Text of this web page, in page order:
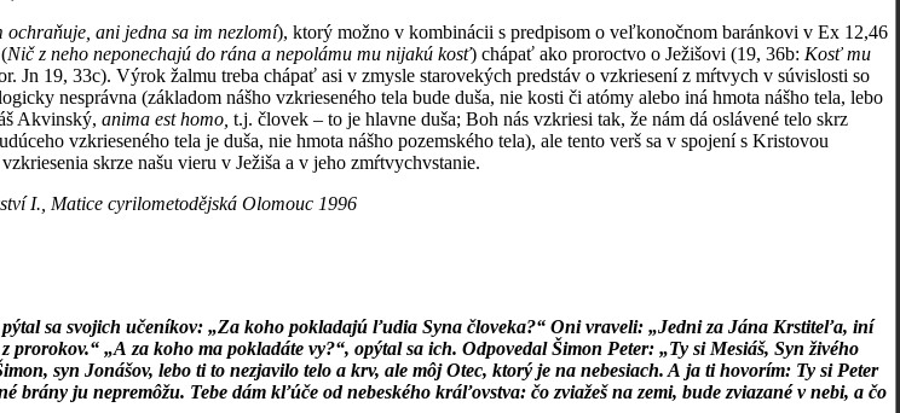
ochraňuje, ani jedna sa im nezlomí), ktorý možno v kombinácii s predpisom o veľkonočnom baránkovi v Ex 12,46
Nič z neho neponechajú do rána a nepolámu mu nijakú kosť) chápať ako proroctvo o Ježišovi (19, 36b: Kosť mu
Jn 19, 33c). Výrok žalmu treba chápať asi v zmysle starovekých predstáv o vzkriesení z mŕtvych v súvislosti so
nesprávna (základom nášho vzkrieseného tela bude duša, nie kosti či atómy alebo iná hmota nášho tela, lebo
Akvinský, anima est homo, t.j. človek – to je hlavne duša; Boh nás vzkriesi tak, že nám dá oslávené telo skrz
vzkrieseného tela je duša, nie hmota nášho pozemského tela), ale tento verš sa v spojení s Kristovou
skrze našu vieru v Ježiša a v jeho zmŕtvychvstanie.
I., Matice cyrilometodějská Olomouc 1996
sa svojich učeníkov: „Za koho pokladajú ľudia Syna človeka?“ Oni vraveli: „Jedni za Jána Krstiteľa, iní
prorokov.“ „A za koho ma pokladáte vy?“, opýtal sa ich. Odpovedal Šimon Peter: „Ty si Mesiáš, Syn živého
syn Jonášov, lebo ti to nezjavilo telo a krv, ale môj Otec, ktorý je na nebesiach. A ja ti hovorím: Ty si Peter
brány ju nepremôžu. Tebe dám kľúče od nebeského kráľovstva: čo zviažeš na zemi, bude zviazané v nebi, a čo